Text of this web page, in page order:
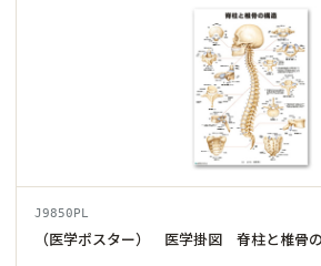
J9850PL
（医学ポスター） 医学掛図 脊柱と椎骨